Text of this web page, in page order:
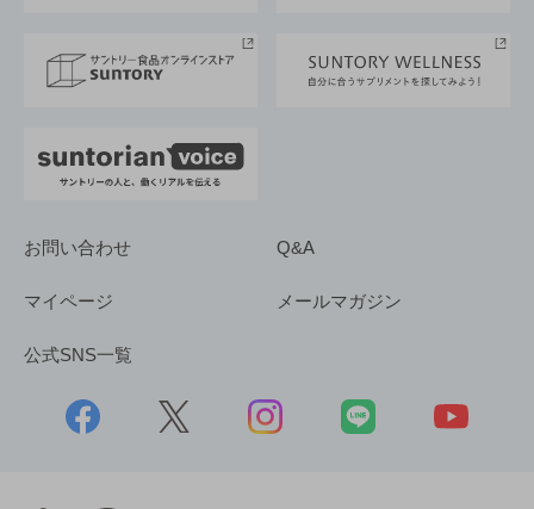
採用情報
お問い合わせ Q&A
マイページ メールマガジン
公式SNS一覧